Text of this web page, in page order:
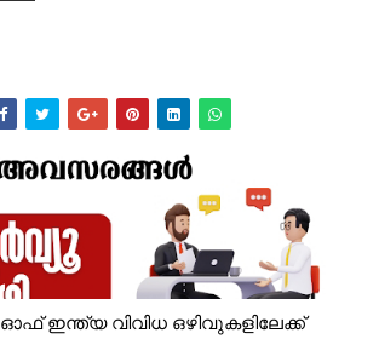
ഇന്ത്യ വിവിധ ഒഴിവുകളിലേക്ക്